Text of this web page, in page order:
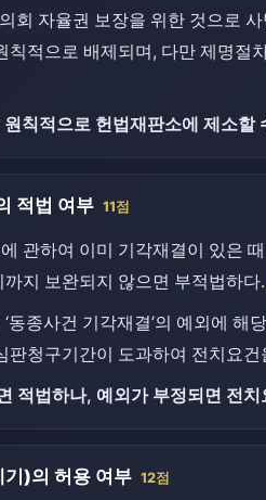
회 자율권 보장을 위한 것으로
칙적으로 배제되며, 다만 제명
칙적으로 헌법재판소에 제소할
적법 여부 11점
관하여 이미 기각재결이 있은
지 보완되지 않으면 부적법하다.
동종사건 기각재결’의 예외에
판청구기간이 도과하여 전치요
적법하나, 예외가 부정되면 전
)의 허용 여부 12점